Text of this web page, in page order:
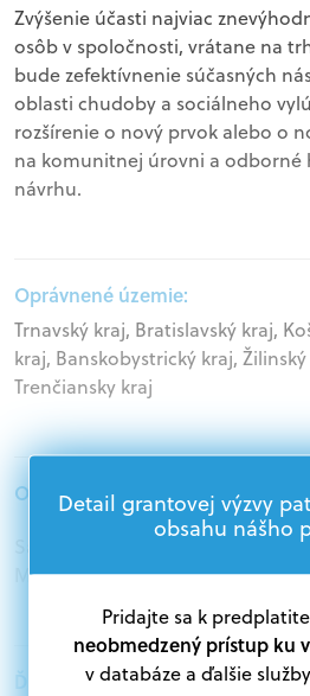
Zvýšenie účasti najviac
osôb v spoločnosti, vrátane na
bude zefektívnenie súčasných
oblasti chudoby a sociálneho
rozšírenie o nový prvok alebo o
na komunitnej úrovni a odborné
návrhu.
Oprávnené územie:
Trnavský kraj, Bratislavský kraj,
kraj, Banskobystrický kraj,
Trenčiansky kraj
Oprávnení žiadatelia:
Samospráva, Štátna správa,
Mimovládne organizácie
Ďalšie informácie:
Detail grantovej výzvy
obsahu nášho
Pridajte sa k
neobmedzený prístup ku
v databáze a ďalšie